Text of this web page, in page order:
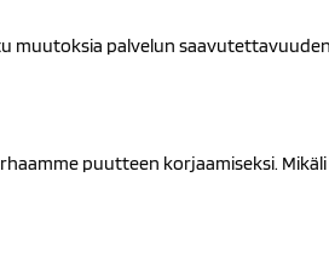
muutoksia palvelun
puutteen korjaamiseksi.